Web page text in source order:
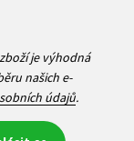
je výhodná
našich e-
údajů.